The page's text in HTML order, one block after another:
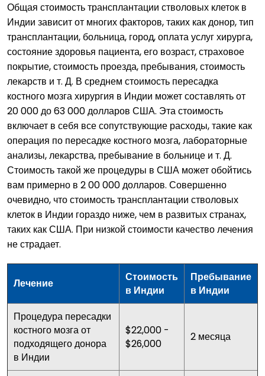
Общая стоимость трансплантации стволовых клеток в
Индии зависит от многих факторов, таких как донор, тип
трансплантации, больница, город, оплата услуг хирурга,
состояние здоровья пациента, его возраст, страховое
покрытие, стоимость проезда, пребывания, стоимость
лекарств и т. Д. В среднем стоимость пересадка
костного мозга хирургия в Индии может составлять от
20 000 до 63 000 долларов США. Эта стоимость
включает в себя все сопутствующие расходы, такие как
операция по пересадке костного мозга, лабораторные
анализы, лекарства, пребывание в больнице и т. Д.
Стоимость такой же процедуры в США может обойтись
вам примерно в 2 00 000 долларов. Совершенно
очевидно, что стоимость трансплантации стволовых
клеток в Индии гораздо ниже, чем в развитых странах,
таких как США. При низкой стоимости качество лечения
не страдает.
Лечение
Стоимость
в Индии
Пребывание
в Индии
Процедура пересадки
костного мозга от
подходящего донора
в Индии
$22,000 -
$26,000
2 месяца